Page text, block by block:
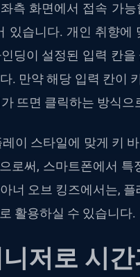
측 화면에서 접속 가
있습니다. 개인 취향에
딩이 설정된 입력 칸
. 만약 해당 입력 칸이
뜨면 클릭하는 방식으
이 스타일에 맞게 키
로써, 스마트폰에서
너 오브 킹즈에서는,
활용하실 수 있습니다.
저로 시